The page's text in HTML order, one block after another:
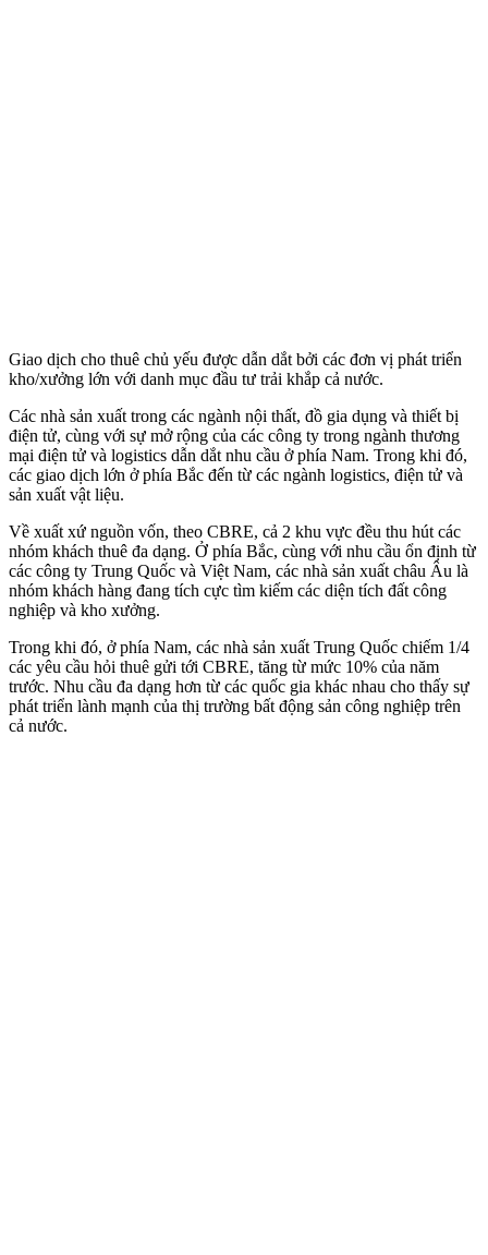
Giao dịch cho thuê chủ yếu được dẫn dắt bởi các đơn vị phát triển
kho/xưởng lớn với danh mục đầu tư trải khắp cả nước.
Các nhà sản xuất trong các ngành nội thất, đồ gia dụng và thiết bị
điện tử, cùng với sự mở rộng của các công ty trong ngành thương
mại điện tử và logistics dẫn dắt nhu cầu ở phía Nam. Trong khi đó,
các giao dịch lớn ở phía Bắc đến từ các ngành logistics, điện tử và
sản xuất vật liệu.
Về xuất xứ nguồn vốn, theo CBRE, cả 2 khu vực đều thu hút các
nhóm khách thuê đa dạng. Ở phía Bắc, cùng với nhu cầu ổn định từ
các công ty Trung Quốc và Việt Nam, các nhà sản xuất châu Âu là
nhóm khách hàng đang tích cực tìm kiếm các diện tích đất công
nghiệp và kho xưởng.
Trong khi đó, ở phía Nam, các nhà sản xuất Trung Quốc chiếm 1/4
các yêu cầu hỏi thuê gửi tới CBRE, tăng từ mức 10% của năm
trước. Nhu cầu đa dạng hơn từ các quốc gia khác nhau cho thấy sự
phát triển lành mạnh của thị trường bất động sản công nghiệp trên
cả nước.